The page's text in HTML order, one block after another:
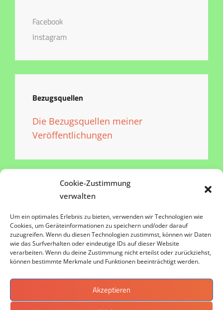
Cookie-Zustimmung
verwalten
Um ein optimales Erlebnis zu bieten, verwenden wir Technologien wie
Cookies, um Geräteinformationen zu speichern und/oder darauf
zuzugreifen. Wenn du diesen Technologien zustimmst, können wir Daten
wie das Surfverhalten oder eindeutige IDs auf dieser Website
verarbeiten. Wenn du deine Zustimmung nicht erteilst oder zurückziehst,
können bestimmte Merkmale und Funktionen beeinträchtigt werden.
Akzeptieren
Facebook
Instagram
Bezugsquellen
Die Bezugsquellen meiner
Veröffentlichungen
Impressum
Datenschutz
Kontakt